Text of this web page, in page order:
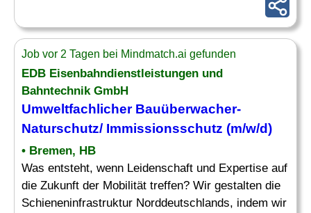
Job vor 2 Tagen bei Mindmatch.ai gefunden
EDB Eisenbahndienstleistungen und
Bahntechnik GmbH
Umweltfachlicher Bauüberwacher-
Naturschutz/ Immissionsschutz (m/w/d)
• Bremen, HB
Was entsteht, wenn Leidenschaft und Expertise auf
die Zukunft der Mobilität treffen? Wir gestalten die
Schieneninfrastruktur Norddeutschlands, indem wir